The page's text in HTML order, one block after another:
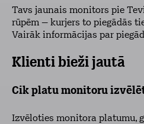
Tavs jaunais monitors pie
rūpēm – kurjers to piegādās
Vairāk informācijas par
Klienti bieži jautā
Cik platu monitoru
Izvēloties monitora platumu,